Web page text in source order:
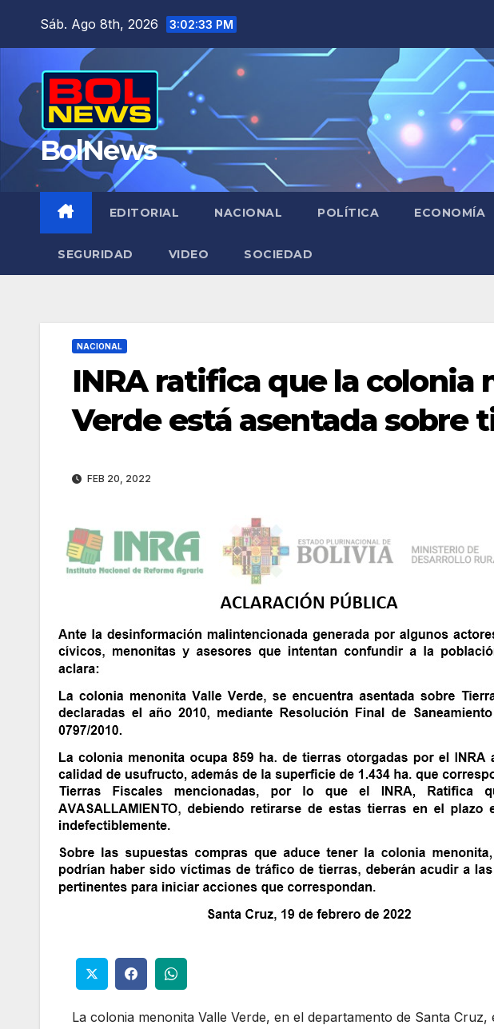
Sáb. Ago 8th, 2026 3:02:34 PM
BolNews
EDITORIAL NACIONAL POLÍTICA ECONOMÍA
SEGURIDAD VIDEO SOCIEDAD
NACIONAL
INRA ratifica que la colonia
Verde está asentada sobre
FEB 20, 2022
La colonia menonita Valle Verde, en el departamento de Santa